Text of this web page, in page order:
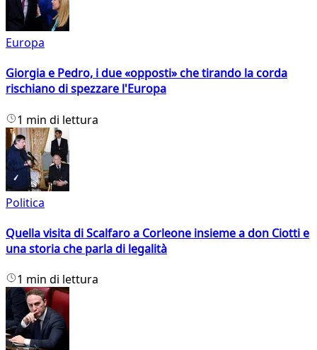
Europa
Giorgia e Pedro, i due «opposti» che tirando la corda
rischiano di spezzare l'Europa
1 min di lettura
Politica
Quella visita di Scalfaro a Corleone insieme a don Ciotti e
una storia che parla di legalità
1 min di lettura